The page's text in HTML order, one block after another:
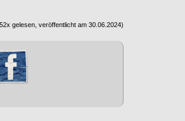
gelesen, veröffentlicht am 30.06.2024)